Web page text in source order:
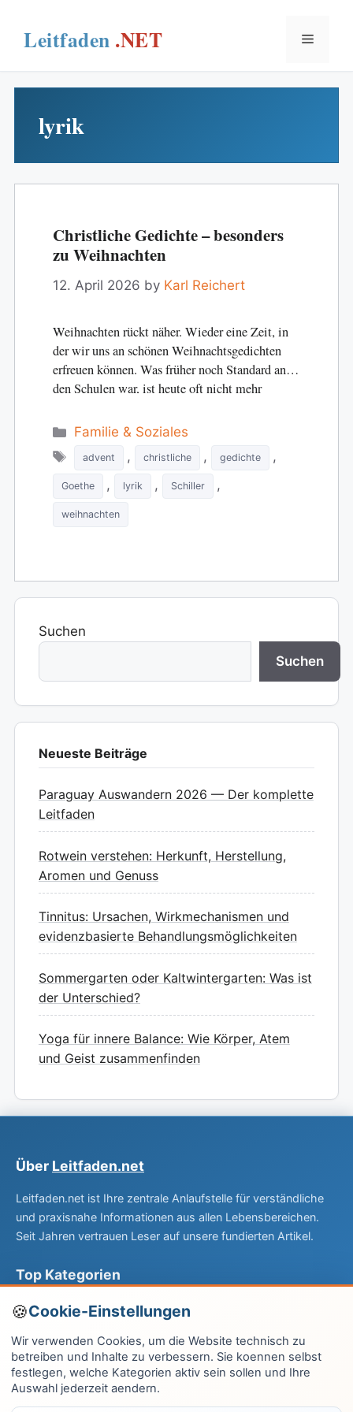
content
Menu
lyrik
Christliche Gedichte – besonders
zu Weihnachten
12. April 2026 by Karl Reichert
Weihnachten rückt näher. Wieder eine Zeit, in
der wir uns an schönen Weihnachtsgedichten
erfreuen können. Was früher noch Standard an
den Schulen war, ist heute oft nicht mehr
Categories
Familie & Soziales
Tags
advent , christliche , gedichte ,
Goethe , lyrik , Schiller ,
weihnachten
Suchen
Suchen
Neueste Beiträge
Paraguay Auswandern 2026 — Der komplette
Leitfaden
Rotwein verstehen: Herkunft, Herstellung,
Aromen und Genuss
Tinnitus: Ursachen, Wirkmechanismen und
evidenzbasierte Behandlungsmöglichkeiten
Sommergarten oder Kaltwintergarten: Was ist
der Unterschied?
Yoga für innere Balance: Wie Körper, Atem
und Geist zusammenfinden
Über Leitfaden.net
Leitfaden.net ist Ihre zentrale Anlaufstelle für verständliche
und praxisnahe Informationen aus allen Lebensbereichen.
Seit Jahren vertrauen Leser auf unsere fundierten Artikel.
Top Kategorien
Computer & EDV
Haus & Garten
Fitness & Gesundheit
Wissen & Lernen
Cookie-Einstellungen
Wir verwenden Cookies, um die Website technisch zu
betreiben und Inhalte zu verbessern. Sie koennen selbst
festlegen, welche Kategorien aktiv sein sollen und Ihre
Auswahl jederzeit aendern.